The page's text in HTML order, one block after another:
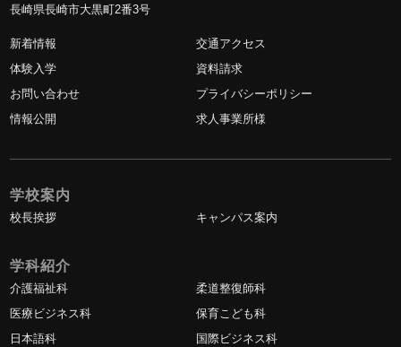
長崎県長崎市大黒町2番3号
新着情報
交通アクセス
体験入学
資料請求
お問い合わせ
プライバシーポリシー
情報公開
求人事業所様
学校案内
校長挨拶 キャンパス案内
学科紹介
介護福祉科
柔道整復師科
医療ビジネス科
保育こども科
日本語科
国際ビジネス科